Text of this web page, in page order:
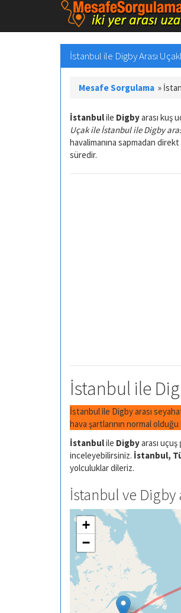
İstanbul ile Digby Arası
Mesafe Sorgulama »
İstanbulile Digbyarası kuş
Uçak ile İstanbul ile Digby
havalimanına sapmadan
süredir.
İstanbul ile
İstanbul ile Digby arası
hava şartlarının normal
İstanbulile Digbyarası
inceleyebilirsiniz. İstanbul,
yolculuklar dileriz.
İstanbul ve Digby
+
−